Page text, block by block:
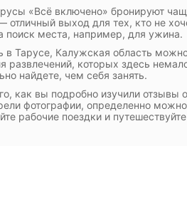
«Всё включено» бронируют
отличный выход для тех, кто не
поиск места, например, для ужина.
в Тарусе, Калужская область
развлечений, которых здесь
найдете, чем себя занять.
как вы подробно изучили
фотографии, определенно
рабочие поездки и